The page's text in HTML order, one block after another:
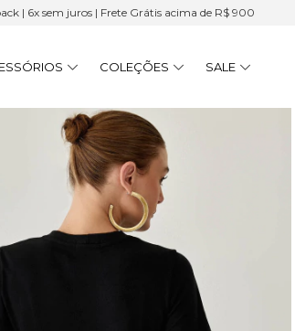
| 6x sem juros | Frete Grátis acima de R$ 900
COLEÇÕES SALE